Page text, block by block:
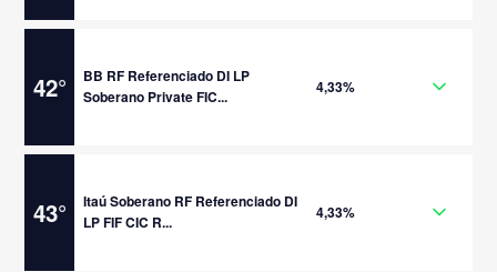
42°
BB RF Referenciado DI LP
Soberano Private FIC...
4,33%
43°
Itaú Soberano RF Referenciado DI
LP FIF CIC R...
4,33%